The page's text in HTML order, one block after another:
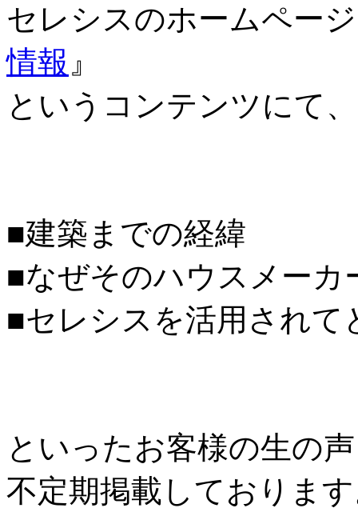
セレシスのホームペー
情報 』
というコンテンツにて、
■建築までの経緯
■なぜそのハウスメーカ
■セレシスを活用されて
といったお客様の生の
不定期掲載しておりま